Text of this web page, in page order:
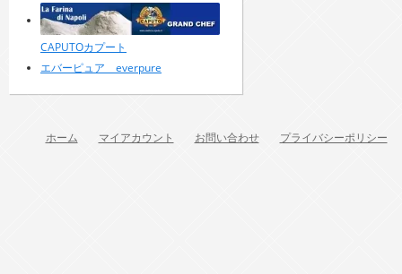
CAPUTOカプート
エバーピュア everpure
ホーム マイアカウント お問い合わせ プライバシーポリシー